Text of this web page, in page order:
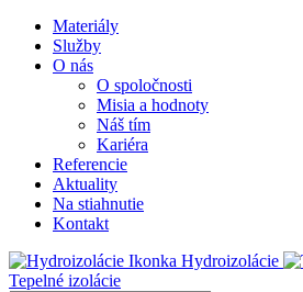
Materiály
Služby
O nás
O spoločnosti
Misia a hodnoty
Náš tím
Kariéra
Referencie
Aktuality
Na stiahnutie
Kontakt
Hydroizolácie
Tepelné izolácie